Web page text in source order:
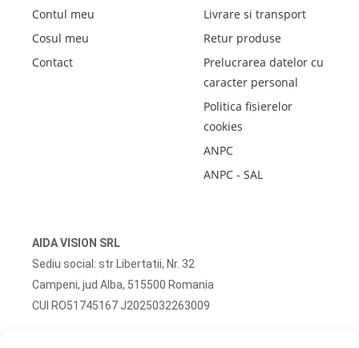
Contul meu
Cosul meu
Contact
Livrare si transport
Retur produse
Prelucrarea datelor cu
caracter personal
Politica fisierelor
cookies
ANPC
ANPC - SAL
AIDA VISION SRL
Sediu social: str Libertatii, Nr. 32
Campeni, jud Alba, 515500 Romania
CUI RO51745167 J2025032263009